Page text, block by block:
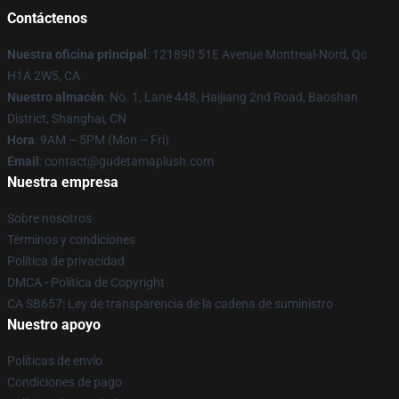
Contáctenos
Nuestra oficina principal : 121890 51E Avenue Montreal-Nord, Qc
H1A 2W5, CA
Nuestro almacén: No. 1, Lane 448, Haijiang 2nd Road, Baoshan
District, Shanghai, CN
Hora: 9AM – 5PM (Mon – Fri)
Email : contact@gudetamaplush.com
Nuestra empresa
Sobre nosotros
Términos y condiciones
Política de privacidad
DMCA - Política de Copyright
CA SB657: Ley de transparencia de la cadena de suministro
Nuestro apoyo
Políticas de envío
Condiciones de pago